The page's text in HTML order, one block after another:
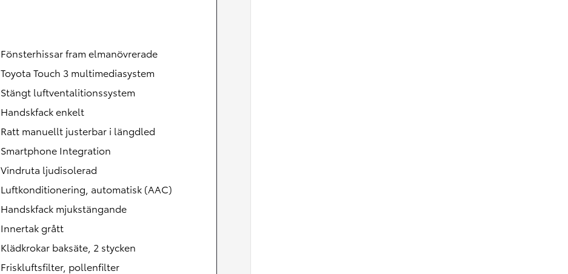
Fönsterhissar fram elmanövrerade
Toyota Touch 3 multimediasystem
Stängt luftventalitionssystem
Handskfack enkelt
Ratt manuellt justerbar i längdled
Smartphone Integration
Vindruta ljudisolerad
Luftkonditionering, automatisk (AAC)
Handskfack mjukstängande
Innertak grått
Klädkrokar baksäte, 2 stycken
Friskluftsfilter, pollenfilter